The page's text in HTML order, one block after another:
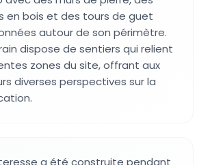
en bois et des tours de guet
autour de son périmètre.
dispose de sentiers qui relient
zones du site, offrant aux
diverses perspectives sur la